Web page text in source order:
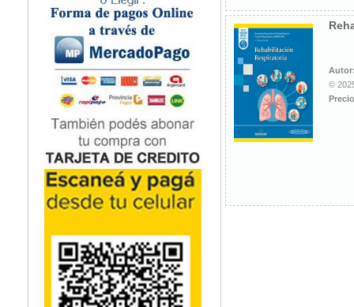
Neonatología / Pediatría
Neumología
Neuroanatomía / Neurociencia
Neurocirugía
Neurología
Nutrición
Odontología
Oftalmología
Oncología / Cuidados Paliativos
Ortopedía / Traumatología
Osteopatía
Otorrinolaringología
Podología
Psicología
Psiquiatría
Química
©